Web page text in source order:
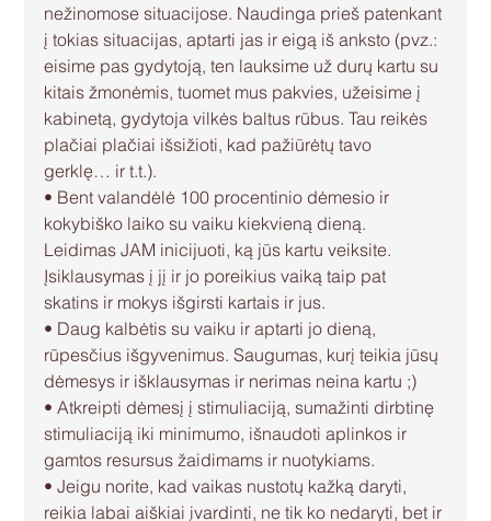
nežinomose situacijose. Naudinga prieš patenkant
į tokias situacijas, aptarti jas ir eigą iš anksto (pvz.:
eisime pas gydytoją, ten lauksime už durų kartu su
kitais žmonėmis, tuomet mus pakvies, užeisime į
kabinetą, gydytoja vilkės baltus rūbus. Tau reikės
plačiai plačiai išsižioti, kad pažiūrėtų tavo
gerklę… ir t.t.).
• Bent valandėlė 100 procentinio dėmesio ir
kokybiško laiko su vaiku kiekvieną dieną.
Leidimas JAM inicijuoti, ką jūs kartu veiksite.
Įsiklausymas į jį ir jo poreikius vaiką taip pat
skatins ir mokys išgirsti kartais ir jus.
• Daug kalbėtis su vaiku ir aptarti jo dieną,
rūpesčius išgyvenimus. Saugumas, kurį teikia jūsų
dėmesys ir išklausymas ir nerimas neina kartu ;)
• Atkreipti dėmesį į stimuliaciją, sumažinti dirbtinę
stimuliaciją iki minimumo, išnaudoti aplinkos ir
gamtos resursus žaidimams ir nuotykiams.
• Jeigu norite, kad vaikas nustotų kažką daryti,
reikia labai aiškiai įvardinti, ne tik ko nedaryti, bet ir